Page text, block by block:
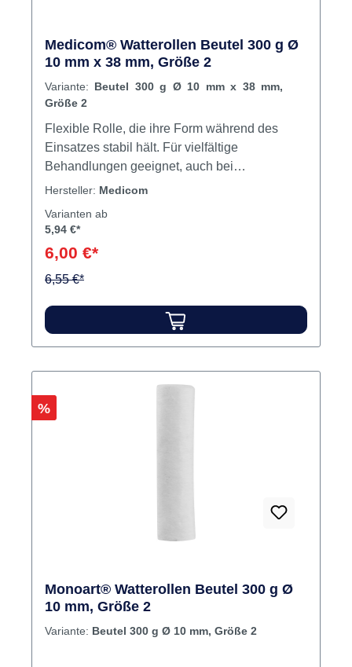
Medicom® Watterollen Beutel 300 g Ø
10 mm x 38 mm, Größe 2
Variante: Beutel 300 g Ø 10 mm x 38 mm,
Größe 2
Flexible Rolle, die ihre Form während des
Einsatzes stabil hält. Für vielfältige
Behandlungen geeignet, auch bei
empfindlichen Patienten. Lässt sich gut
Weich, flexibel und sehr saugfähig (absorbiert
% Baumwolle. Latex- und chlorfrei, nicht
Hersteller: Medicom
Varianten ab
5,94 €*
6,00 €*
6,55 €*
Rabatt
%
Monoart® Watterollen Beutel 300 g Ø
10 mm, Größe 2
Variante: Beutel 300 g Ø 10 mm, Größe 2